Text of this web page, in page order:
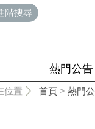
階搜尋
熱門公告
位置 首頁 > 熱門